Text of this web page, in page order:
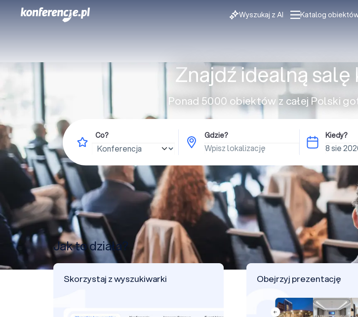
Wyszukaj z AI Katalog
Znajdź idealną
Ponad 5000 obiektów z całej Polski
Co? Gdzie? Kiedy?
Jak to działa?
Skorzystaj z wyszukiwarki Obejrzyj prezentację